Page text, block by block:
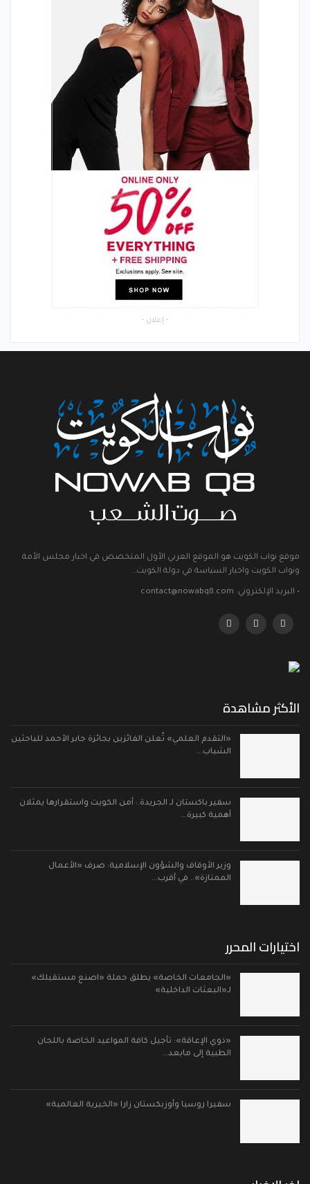
- إعلان -
موقع نواب الكويت هو الموقع العربي الأول المتخصص في اخبار مجلس الأمة
ونواب الكويت واخبار السياسة في دولة الكويت..
• البريد الإلكتروني: contact@nowabq8.com
الأكثر مشاهدة
«التقدم العلمي» تُعلن الفائزين بجائزة جابر الأحمد للباحثين
الشباب…
سفير باكستان لـ الجريدة.: أمن الكويت واستقرارها يمثلان
أهمية كبيرة…
وزير الأوقاف والشؤون الإسلامية: صرف «الأعمال
الممتازة».. في أقرب…
اختيارات المحرر
«الجامعات الخاصة» يطلق حملة «اصنع مستقبلك»
لـ«البعثات الداخلية»
«ذوي الإعاقة»: تأجيل كافة المواعيد الخاصة باللجان
الطبية إلى مابعد…
سفيرا روسيا وأوزبكستان زارا «الخيرية العالمية»